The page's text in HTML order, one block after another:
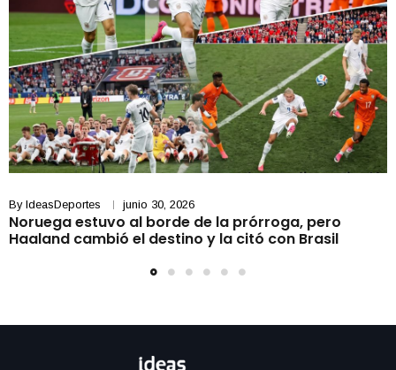
By IdeasDeportes junio 30, 2026
Noruega estuvo al borde de la prórroga, pero
Haaland cambió el destino y la citó con Brasil